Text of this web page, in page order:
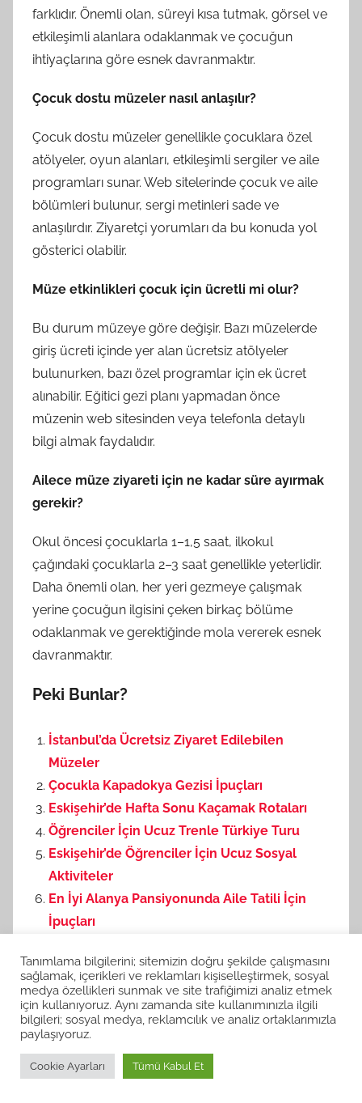
farklıdır. Önemli olan, süreyi kısa tutmak, görsel ve
etkileşimli alanlara odaklanmak ve çocuğun
ihtiyaçlarına göre esnek davranmaktır.
Çocuk dostu müzeler nasıl anlaşılır?
Çocuk dostu müzeler genellikle çocuklara özel
atölyeler, oyun alanları, etkileşimli sergiler ve aile
programları sunar. Web sitelerinde çocuk ve aile
bölümleri bulunur, sergi metinleri sade ve
anlaşılırdır. Ziyaretçi yorumları da bu konuda yol
gösterici olabilir.
Müze etkinlikleri çocuk için ücretli mi olur?
Bu durum müzeye göre değişir. Bazı müzelerde
giriş ücreti içinde yer alan ücretsiz atölyeler
bulunurken, bazı özel programlar için ek ücret
alınabilir. Eğitici gezi planı yapmadan önce
müzenin web sitesinden veya telefonla detaylı
bilgi almak faydalıdır.
Ailece müze ziyareti için ne kadar süre ayırmak
gerekir?
Okul öncesi çocuklarla 1–1,5 saat, ilkokul
çağındaki çocuklarla 2–3 saat genellikle yeterlidir.
Daha önemli olan, her yeri gezmeye çalışmak
yerine çocuğun ilgisini çeken birkaç bölüme
odaklanmak ve gerektiğinde mola vererek esnek
davranmaktır.
Peki Bunlar?
İstanbul’da Ücretsiz Ziyaret Edilebilen
Müzeler
Çocukla Kapadokya Gezisi İpuçları
Eskişehir’de Hafta Sonu Kaçamak Rotaları
Öğrenciler İçin Ucuz Trenle Türkiye Turu
Eskişehir’de Öğrenciler İçin Ucuz Sosyal
Aktiviteler
En İyi Alanya Pansiyonunda Aile Tatili İçin
İpuçları
Ankara’da Çocuklarla Gezilecek Saklı Yerler
Çocuklu Aileler İçin Trenle Seyahat Rehberi
Çocuklar İçin Doğal Beslenme Önerileri
Tanımlama bilgilerini; sitemizin doğru şekilde çalışmasını
sağlamak, içerikleri ve reklamları kişiselleştirmek, sosyal
medya özellikleri sunmak ve site trafiğimizi analiz etmek
için kullanıyoruz. Aynı zamanda site kullanımınızla ilgili
bilgileri; sosyal medya, reklamcılık ve analiz ortaklarımızla
paylaşıyoruz.
Cookie Ayarları Tümü Kabul Et